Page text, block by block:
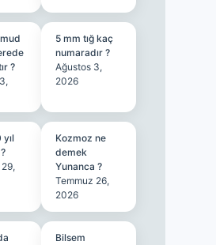
?
5 mm tığ kaç
numaradır ?
Ağustos 3,
2026
Kozmoz ne
demek
Yunanca ?
Temmuz 26,
2026
Bilsem